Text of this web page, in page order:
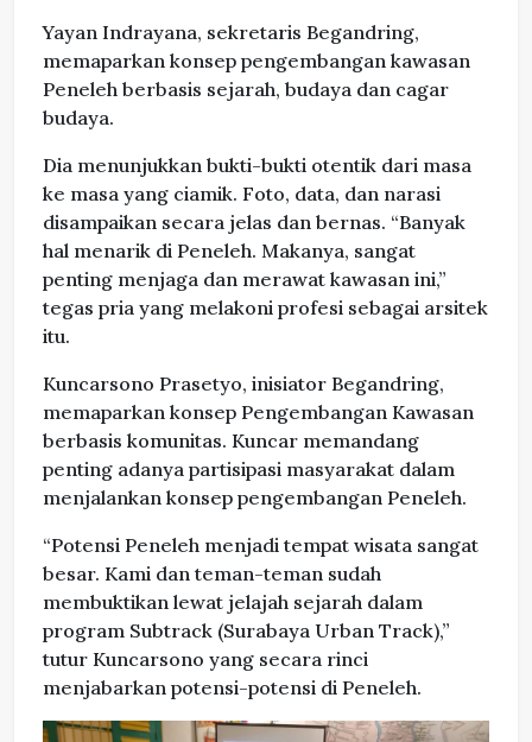
Yayan Indrayana, sekretaris Begandring,
memaparkan konsep pengembangan kawasan
Peneleh berbasis sejarah, budaya dan cagar
budaya.
Dia menunjukkan bukti-bukti otentik dari masa
ke masa yang ciamik. Foto, data, dan narasi
disampaikan secara jelas dan bernas. “Banyak
hal menarik di Peneleh. Makanya, sangat
penting menjaga dan merawat kawasan ini,”
tegas pria yang melakoni profesi sebagai arsitek
itu.
Kuncarsono Prasetyo, inisiator Begandring,
memaparkan konsep Pengembangan Kawasan
berbasis komunitas. Kuncar memandang
penting adanya partisipasi masyarakat dalam
menjalankan konsep pengembangan Peneleh.
“Potensi Peneleh menjadi tempat wisata sangat
besar. Kami dan teman-teman sudah
membuktikan lewat jelajah sejarah dalam
program Subtrack (Surabaya Urban Track),”
tutur Kuncarsono yang secara rinci
menjabarkan potensi-potensi di Peneleh.